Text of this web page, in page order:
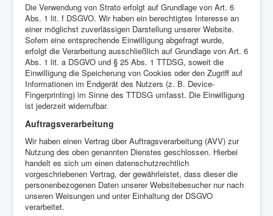
Die Verwendung von Strato erfolgt auf Grundlage von Art. 6
Abs. 1 lit. f DSGVO. Wir haben ein berechtigtes Interesse an
einer möglichst zuverlässigen Darstellung unserer Website.
Sofern eine entsprechende Einwilligung abgefragt wurde,
erfolgt die Verarbeitung ausschließlich auf Grundlage von Art. 6
Abs. 1 lit. a DSGVO und § 25 Abs. 1 TTDSG, soweit die
Einwilligung die Speicherung von Cookies oder den Zugriff auf
Informationen im Endgerät des Nutzers (z. B. Device-
Fingerprinting) im Sinne des TTDSG umfasst. Die Einwilligung
ist jederzeit widerrufbar.
Auftragsverarbeitung
Wir haben einen Vertrag über Auftragsverarbeitung (AVV) zur
Nutzung des oben genannten Dienstes geschlossen. Hierbei
handelt es sich um einen datenschutzrechtlich
vorgeschriebenen Vertrag, der gewährleistet, dass dieser die
personenbezogenen Daten unserer Websitebesucher nur nach
unseren Weisungen und unter Einhaltung der DSGVO
verarbeitet.